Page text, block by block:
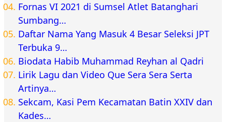
Fornas VI 2021 di Sumsel Atlet Batanghari
Sumbang…
Daftar Nama Yang Masuk 4 Besar Seleksi JPT
Terbuka 9…
Biodata Habib Muhammad Reyhan al Qadri
Lirik Lagu dan Video Que Sera Sera Serta
Artinya…
Sekcam, Kasi Pem Kecamatan Batin XXIV dan
Kades…